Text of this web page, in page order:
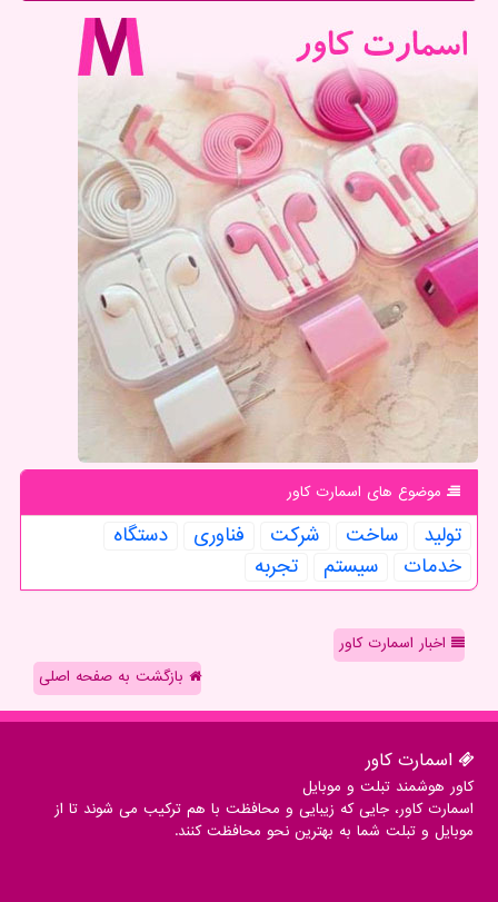
موضوع های اسمارت كاور
تولید ساخت شركت فناوری
دستگاه
خدمات
سیستم تجربه
اخبار اسمارت کاور
بازگشت به صفحه اصلی
اسمارت كاور
کاور هوشمند تبلت و موبایل
اسمارت کاور، جایی که زیبایی و محافظت با هم ترکیب می شوند تا از
موبایل و تبلت شما به بهترین نحو محافظت کنند.